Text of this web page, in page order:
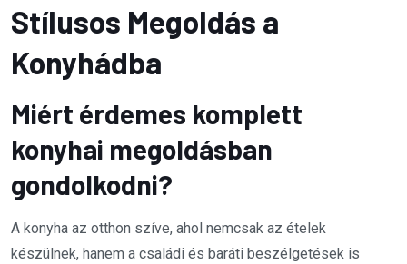
Stílusos Megoldás a
Konyhádba
Miért érdemes komplett
konyhai megoldásban
gondolkodni?
A konyha az otthon szíve, ahol nemcsak az ételek
készülnek, hanem a családi és baráti beszélgetések is